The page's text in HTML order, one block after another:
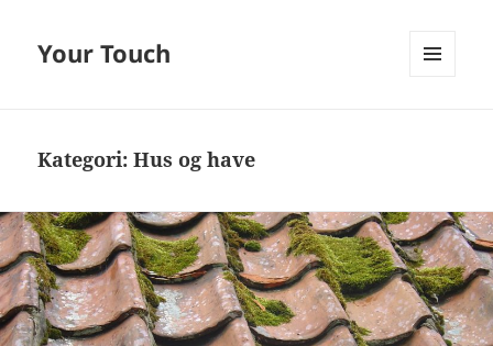
Your Touch
Kategori:Hus og have